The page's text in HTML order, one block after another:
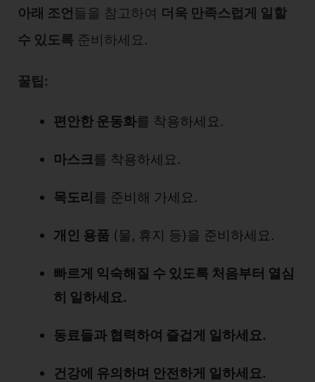
아래 조언들을 참고하여 더욱 만족스럽게 일할
수 있도록 준비하세요.
꿀팁:
편안한 운동화를 착용하세요.
마스크를 착용하세요.
목도리를 준비해 가세요.
개인 용품 (물, 휴지 등)을 준비하세요.
빠르게 익숙해질 수 있도록 처음부터 열심
히 일하세요.
동료들과 협력하여 즐겁게 일하세요.
건강에 유의하며 안전하게 일하세요.